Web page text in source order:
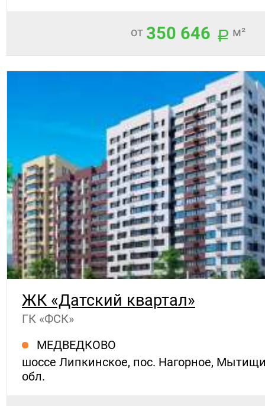
от 350 646 м²
ЖК «Датский квартал»
ГК «ФСК»
МЕДВЕДКОВО
шоссе Липкинское, пос. Нагорное,
обл.